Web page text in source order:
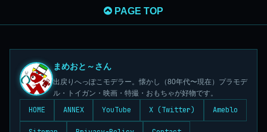
PAGE TOP
まめおと～さん
出戻りへっぽこモデラー。懐かし（80年代〜現在）プラモデ
ル・トイガン・映画・特撮・おもちゃが好物です。
HOME ANNEX YouTube X (Twitter) Ameblo